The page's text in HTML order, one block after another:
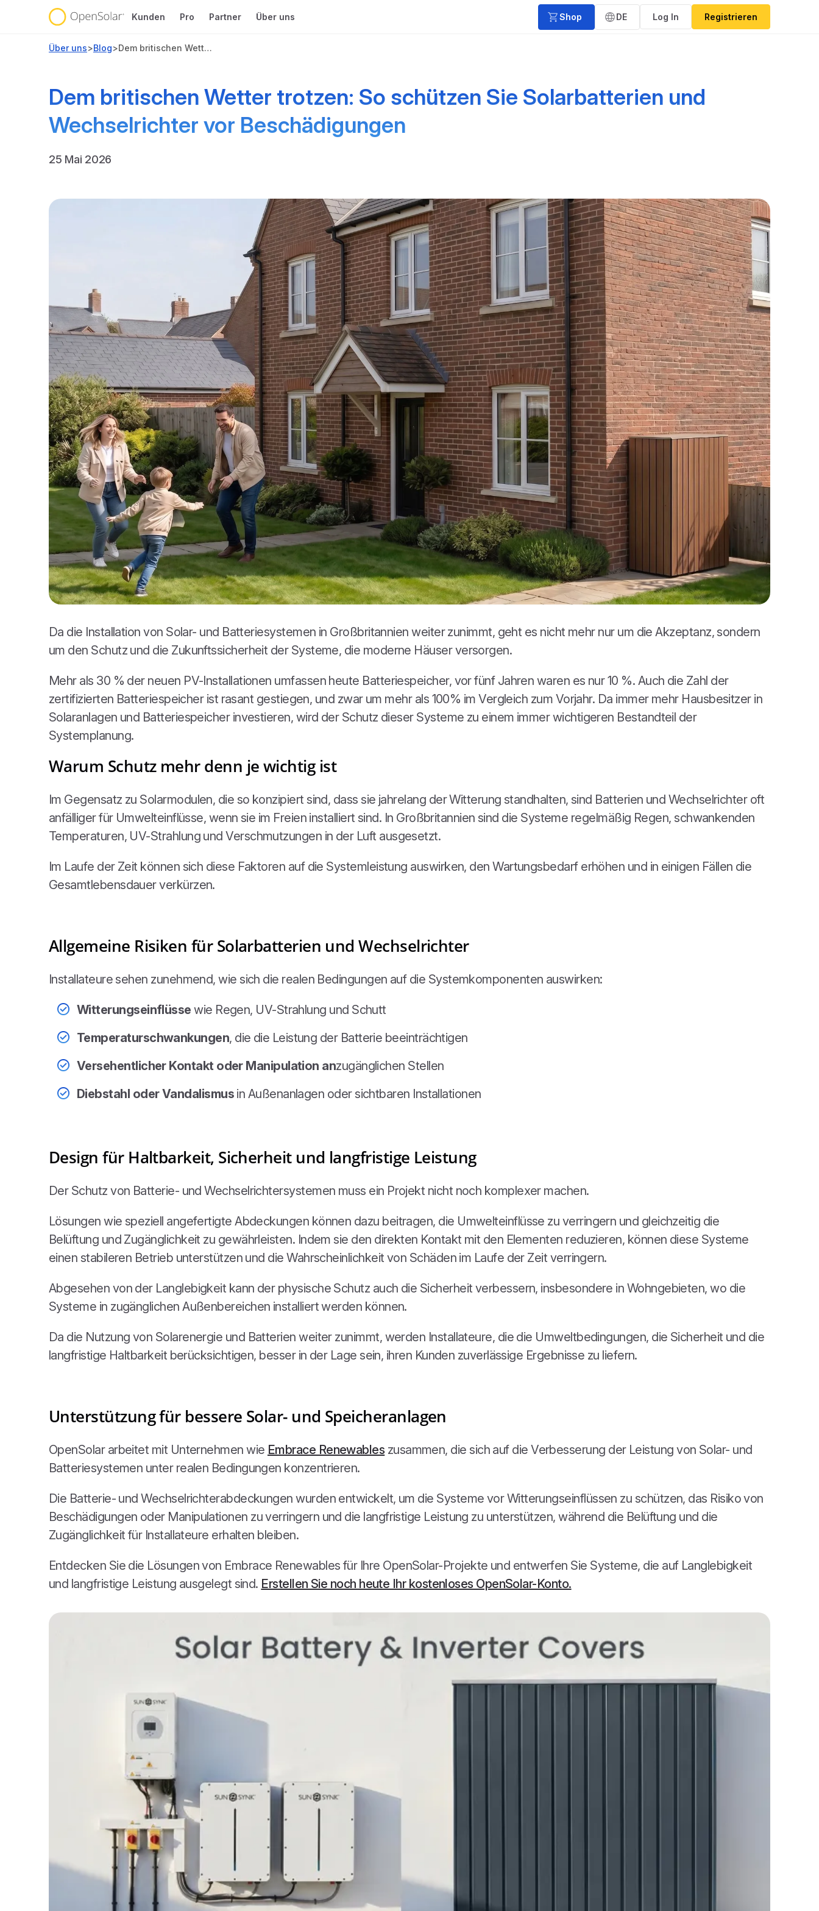
Kunden Pro Partner Über uns Shop DE Log In Registrieren
Über uns>Blog> Dem britischen Wetter trotzen: So schützen Sie Solarbatterien und Wechselrichter vor Beschädigungen
Dem britischen Wetter trotzen: So schützen Sie Solarbatterien und
Wechselrichter vor Beschädigungen
25 Mai 2026
Da die Installation von Solar- und Batteriesystemen in Großbritannien weiter zunimmt, geht es nicht mehr nur um die Akzeptanz, sondern
um den Schutz und die Zukunftssicherheit der Systeme, die moderne Häuser versorgen.
Mehr als 30 % der neuen PV-Installationen umfassen heute Batteriespeicher, vor fünf Jahren waren es nur 10 %. Auch die Zahl der
zertifizierten Batteriespeicher ist rasant gestiegen, und zwar um mehr als 100% im Vergleich zum Vorjahr. Da immer mehr Hausbesitzer in
Solaranlagen und Batteriespeicher investieren, wird der Schutz dieser Systeme zu einem immer wichtigeren Bestandteil der
Systemplanung.
Warum Schutz mehr denn je wichtig ist
Im Gegensatz zu Solarmodulen, die so konzipiert sind, dass sie jahrelang der Witterung standhalten, sind Batterien und Wechselrichter oft
anfälliger für Umwelteinflüsse, wenn sie im Freien installiert sind. In Großbritannien sind die Systeme regelmäßig Regen, schwankenden
Temperaturen, UV-Strahlung und Verschmutzungen in der Luft ausgesetzt.
Im Laufe der Zeit können sich diese Faktoren auf die Systemleistung auswirken, den Wartungsbedarf erhöhen und in einigen Fällen die
Gesamtlebensdauer verkürzen.
Allgemeine Risiken für Solarbatterien und Wechselrichter
Installateure sehen zunehmend, wie sich die realen Bedingungen auf die Systemkomponenten auswirken:
Witterungseinflüsse wie Regen, UV-Strahlung und Schutt
Temperaturschwankungen, die die Leistung der Batterie beeinträchtigen
Versehentlicher Kontakt oder Manipulation anzugänglichen Stellen
Diebstahl oder Vandalismusin Außenanlagen oder sichtbaren Installationen
Design für Haltbarkeit, Sicherheit und langfristige Leistung
Der Schutz von Batterie- und Wechselrichtersystemen muss ein Projekt nicht noch komplexer machen.
Lösungen wie speziell angefertigte Abdeckungen können dazu beitragen, die Umwelteinflüsse zu verringern und gleichzeitig die
Belüftung und Zugänglichkeit zu gewährleisten. Indem sie den direkten Kontakt mit den Elementen reduzieren, können diese Systeme
einen stabileren Betrieb unterstützen und die Wahrscheinlichkeit von Schäden im Laufe der Zeit verringern.
Abgesehen von der Langlebigkeit kann der physische Schutz auch die Sicherheit verbessern, insbesondere in Wohngebieten, wo die
Systeme in zugänglichen Außenbereichen installiert werden können.
Da die Nutzung von Solarenergie und Batterien weiter zunimmt, werden Installateure, die die Umweltbedingungen, die Sicherheit und die
langfristige Haltbarkeit berücksichtigen, besser in der Lage sein, ihren Kunden zuverlässige Ergebnisse zu liefern.
Unterstützung für bessere Solar- und Speicheranlagen
OpenSolar arbeitet mit Unternehmen wie Embrace Renewables zusammen, die sich auf die Verbesserung der Leistung von Solar- und
Batteriesystemen unter realen Bedingungen konzentrieren.
Die Batterie- und Wechselrichterabdeckungen wurden entwickelt, um die Systeme vor Witterungseinflüssen zu schützen, das Risiko von
Beschädigungen oder Manipulationen zu verringern und die langfristige Leistung zu unterstützen, während die Belüftung und die
Zugänglichkeit für Installateure erhalten bleiben.
Entdecken Sie die Lösungen von Embrace Renewables für Ihre OpenSolar-Projekte und entwerfen Sie Systeme, die auf Langlebigkeit
und langfristige Leistung ausgelegt sind. Erstellen Sie noch heute Ihr kostenloses OpenSolar-Konto.